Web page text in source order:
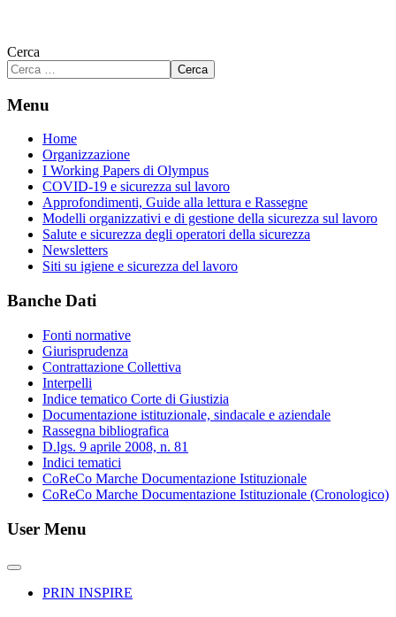
Cerca
Cerca
Menu
Home
Organizzazione
I Working Papers di Olympus
COVID-19 e sicurezza sul lavoro
Approfondimenti, Guide alla lettura e Rassegne
Modelli organizzativi e di gestione della sicurezza sul lavoro
Salute e sicurezza degli operatori della sicurezza
Newsletters
Siti su igiene e sicurezza del lavoro
Banche Dati
Fonti normative
Giurisprudenza
Contrattazione Collettiva
Interpelli
Indice tematico Corte di Giustizia
Documentazione istituzionale, sindacale e aziendale
Rassegna bibliografica
D.lgs. 9 aprile 2008, n. 81
Indici tematici
CoReCo Marche Documentazione Istituzionale
CoReCo Marche Documentazione Istituzionale (Cronologico)
User Menu
PRIN INSPIRE